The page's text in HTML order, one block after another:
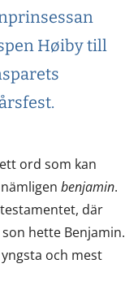
Høiby till
ord som kan
benjamin.
där
hette Benjamin.
och mest